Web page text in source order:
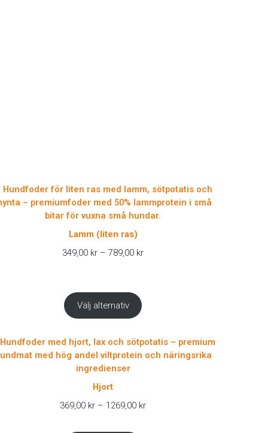
Lamm (liten ras)
349,00 kr – 789,00 krPrisintervall:
Välj alternativ
Hjort
369,00 kr – 1269,00 krPrisintervall: